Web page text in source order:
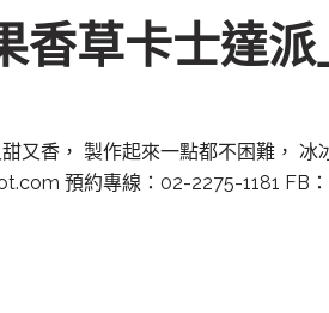
香草卡士達派
又香， 製作起來一點都不困難，
預約專線：02-2275-1181 FB